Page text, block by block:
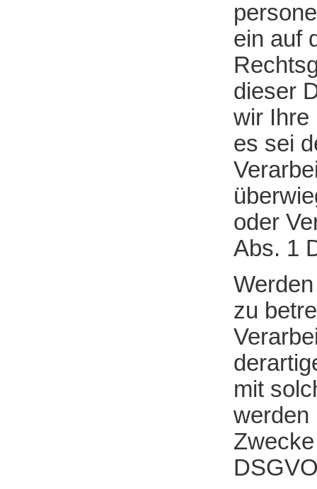
ein auf
dieser
wir Ihre
es sei
oder
Abs. 1
zu
mit
werden